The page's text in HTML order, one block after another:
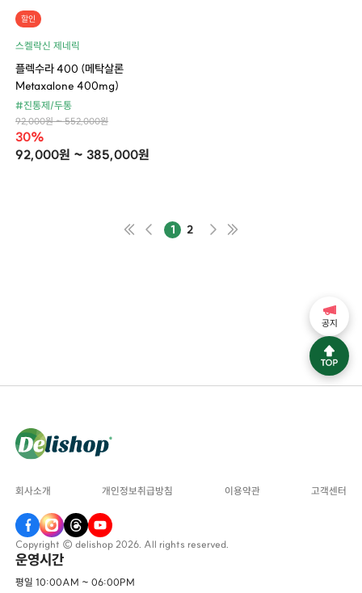
할인
스켈락신 제네릭
플렉수라 400 (메탁살론
Metaxalone 400mg)
#진통제/두통
92,000원 ~ 552,000원
30%
92,000원 ~ 385,000원
1 2
회사소개 개인정보취급방침 이용약관 고객센터
Copyright © delishop 2026. All rights reserved.
운영시간
평일 10:00AM ~ 06:00PM
공지